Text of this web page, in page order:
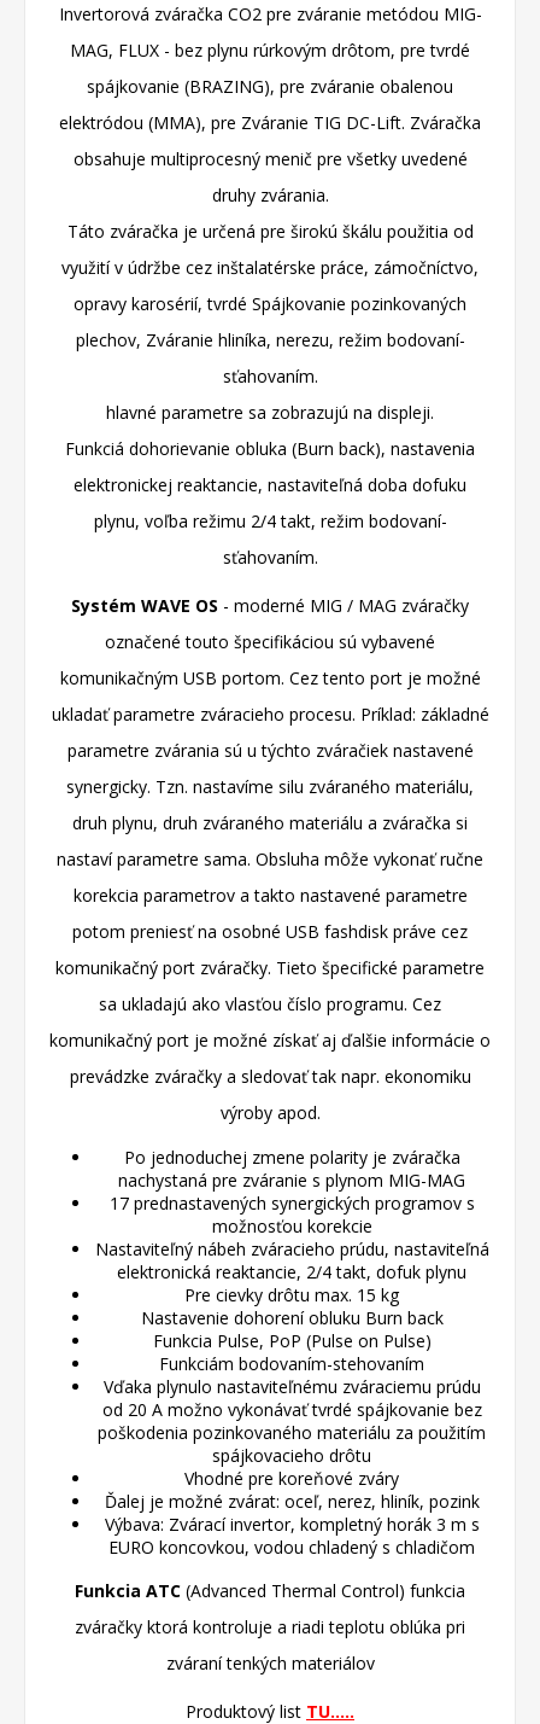
Invertorová zváračka CO2 pre zváranie metódou MIG-
MAG, FLUX - bez plynu rúrkovým drôtom, pre tvrdé
spájkovanie (BRAZING), pre zváranie obalenou
elektródou (MMA), pre Zváranie TIG DC-Lift. Zváračka
obsahuje multiprocesný menič pre všetky uvedené
druhy zvárania.
Táto zváračka je určená pre širokú škálu použitia od
využití v údržbe cez inštalatérske práce, zámočníctvo,
opravy karosérií, tvrdé Spájkovanie pozinkovaných
plechov, Zváranie hliníka, nerezu, režim bodovaní-
sťahovaním.
hlavné parametre sa zobrazujú na displeji.
Funkciá dohorievanie obluka (Burn back), nastavenia
elektronickej reaktancie, nastaviteľná doba dofuku
plynu, voľba režimu 2/4 takt, režim bodovaní-
sťahovaním.
Systém WAVE OS - moderné MIG / MAG zváračky
označené touto špecifikáciou sú vybavené
komunikačným USB portom. Cez tento port je možné
ukladať parametre zváracieho procesu. Príklad: základné
parametre zvárania sú u týchto zváračiek nastavené
synergicky. Tzn. nastavíme silu zváraného materiálu,
druh plynu, druh zváraného materiálu a zváračka si
nastaví parametre sama. Obsluha môže vykonať ručne
korekcia parametrov a takto nastavené parametre
potom preniesť na osobné USB fashdisk práve cez
komunikačný port zváračky. Tieto špecifické parametre
sa ukladajú ako vlasťou číslo programu. Cez
komunikačný port je možné získať aj ďalšie informácie o
prevádzke zváračky a sledovať tak napr. ekonomiku
výroby apod.
Po jednoduchej zmene polarity je zváračka
nachystaná pre zváranie s plynom MIG-MAG
17 prednastavených synergických programov s
možnosťou korekcie
Nastaviteľný nábeh zváracieho prúdu, nastaviteľná
elektronická reaktancie, 2/4 takt, dofuk plynu
Pre cievky drôtu max. 15 kg
Nastavenie dohorení obluku Burn back
Funkcia Pulse, PoP (Pulse on Pulse)
Funkciám bodovaním-stehovaním
Vďaka plynulo nastaviteľnému zváraciemu prúdu
od 20 A možno vykonávať tvrdé spájkovanie bez
poškodenia pozinkovaného materiálu za použitím
spájkovacieho drôtu
Vhodné pre koreňové zváry
Ďalej je možné zvárat: oceľ, nerez, hliník, pozink
Výbava: Zvárací invertor, kompletný horák 3 m s
EURO koncovkou, vodou chladený s chladičom
Funkcia ATC (Advanced Thermal Control) funkcia
zváračky ktorá kontroluje a riadi teplotu oblúka pri
zváraní tenkých materiálov
Produktový list TU.....